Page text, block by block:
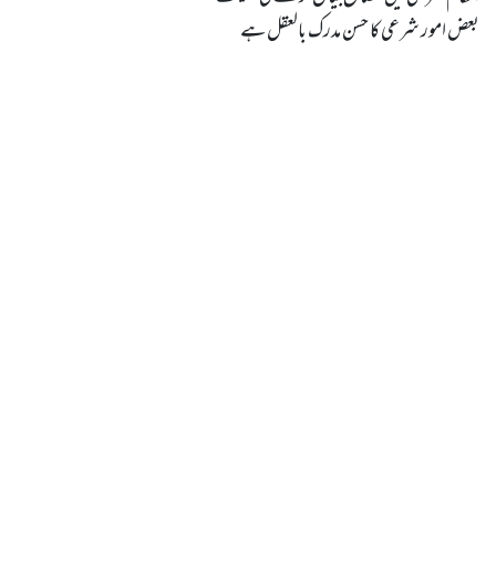
بعض امور شرعی کا حسن مدرک بالعقل ہے